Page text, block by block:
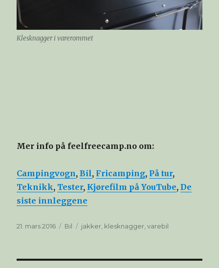
Klesknagger i varerommet
Mer info på feelfreecamp.no om:
Campingvogn,Bil, Fricamping, På tur,
Teknikk, Tester, Kjørefilm på YouTube,De
siste innleggene
Publisert
21. mars 2016 Kategorier
Bil Stikkord
jakker klesknagger ,varebil